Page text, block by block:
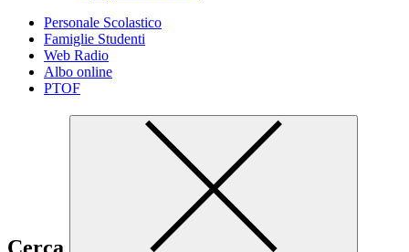
Personale Scolastico
Famiglie Studenti
Web Radio
Albo online
PTOF